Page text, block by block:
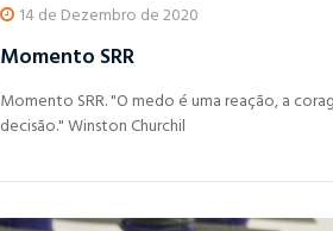
14 de Dezembro de 2020
Momento SRR
Momento SRR. "O medo é uma reação, a
decisão." Winston Churchil